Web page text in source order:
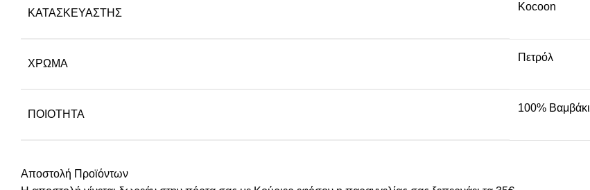
ΚΑΤΑΣΚΕΥΑΣΤΉΣ
Kocoon
ΧΡΏΜΑ
Πετρόλ
ΠΟΙΌΤΗΤΑ
100% Βαμβάκι
Αποστολή Προϊόντων